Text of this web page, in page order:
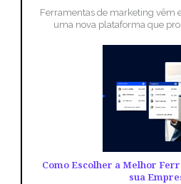
Ferramentas de marketing vêm
uma nova plataforma que
Como Escolher a Melhor
sua